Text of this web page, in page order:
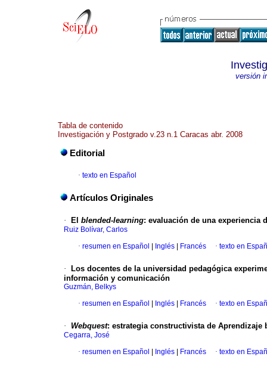
versión
Tabla de contenido
Investigación y Postgrado v.23 n.1 Caracas abr. 2008
Editorial
· texto en Español
Artículos Originales
· El blended-learning: evaluación de una experiencia
Ruiz Bolívar, Carlos
· resumen en Español Inglés Francés · texto en
·
Los docentes de la universidad pedagógica
información y comunicación
Guzmán, Belkys
· resumen en Español Inglés Francés · texto en
· Webquest: estrategia constructivista de Aprendizaje
Cegarra, José
· resumen en Español Inglés Francés · texto en